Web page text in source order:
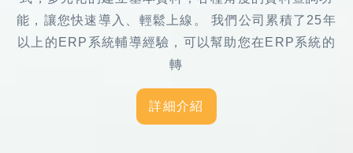
能，讓您快速導入、輕鬆上線。 我們公司累積了25年
以上的ERP系統輔導經驗，可以幫助您在ERP系統的
轉
詳細介紹